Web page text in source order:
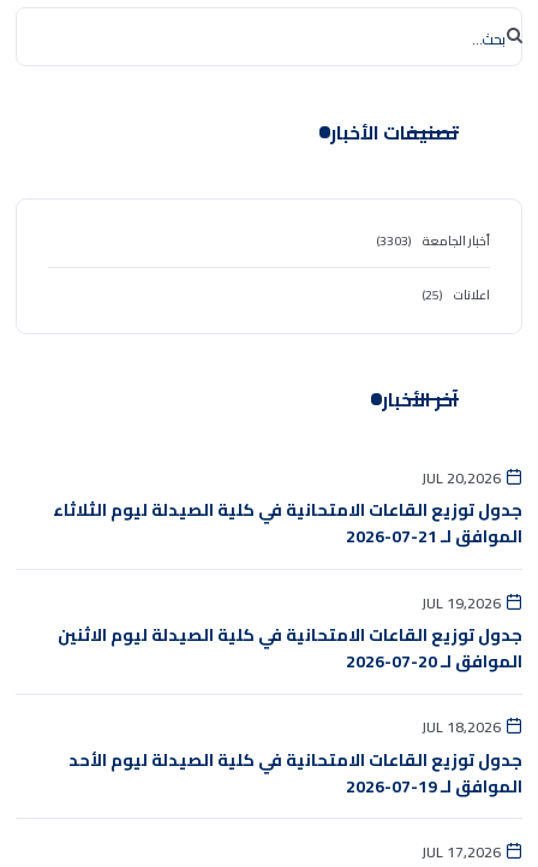
تصنيفات الأخبار
أخبار الجامعة (3303)
اعلانات (25)
آخر الأخبار
JUL 20,2026
جدول توزيع القاعات الامتحانية في كلية الصيدلة ليوم الثلاثاء
الموافق لـ 21-07-2026
JUL 19,2026
جدول توزيع القاعات الامتحانية في كلية الصيدلة ليوم الاثنين
الموافق لـ 20-07-2026
JUL 18,2026
جدول توزيع القاعات الامتحانية في كلية الصيدلة ليوم الأحد
الموافق لـ 19-07-2026
JUL 17,2026